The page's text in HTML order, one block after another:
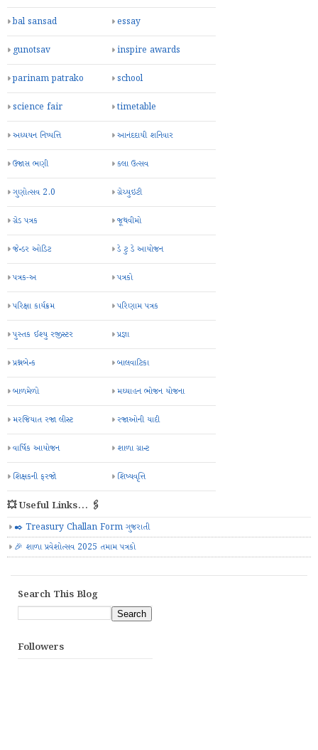
bal sansad essay
gunotsav inspire awards
parinam patrako school
science fair timetable
અધ્યયન નિષ્પત્તિ આનંદદાયી શનિવાર
ઉજાસ ભણી કલા ઉત્સવ
ગુણોત્સવ 2.0 ગ્રેચ્યુઇટી
ગ્રેડ પત્રક જૂથવીમો
જેન્ડર ઓડિટ ડે ટુ ડે આયોજન
પત્રક-અ પત્રકો
પરિક્ષા કાર્યક્રમ પરિણામ પત્રક
પુસ્તક ઈશ્યુ રજીસ્ટર પ્રજ્ઞા
પ્રશ્નબેન્ક બાલવાટિકા
બાળમેળો મઘ્યાહન ભોજન યોજના
મરજિયાત રજા લીસ્ટ રજાઓની યાદી
વાર્ષિક આયોજન શાળા ગ્રાન્ટ
શિક્ષકની ફરજો શિષ્યવૃત્તિ
💥 Useful Links... 🖇️
✒️ Treasury Challan Form ગુજરાતી
🎉 શાળા પ્રવેશોત્સવ 2025 તમામ પત્રકો
Search This Blog
Followers